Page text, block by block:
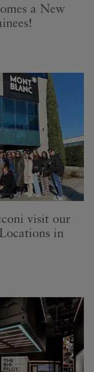
a New
visit our
in